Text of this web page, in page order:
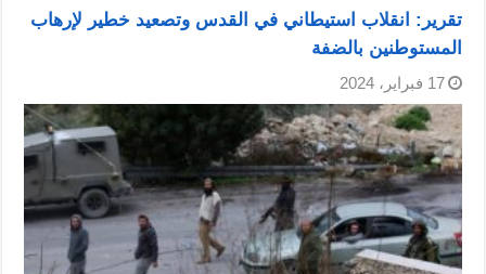
تقرير: انقلاب استيطاني في القدس وتصعيد خطير لإرهاب
المستوطنين بالضفة
17 فبراير، 2024